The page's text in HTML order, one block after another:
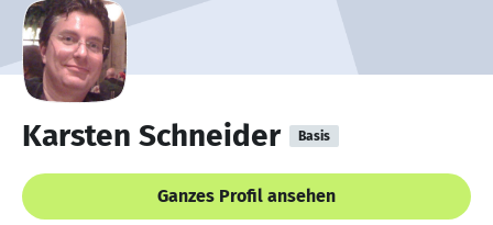
Karsten Schneider Basis
Ganzes Profil ansehen